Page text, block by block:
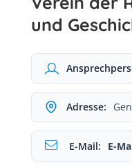
und
Adresse:
E-Mail: E-